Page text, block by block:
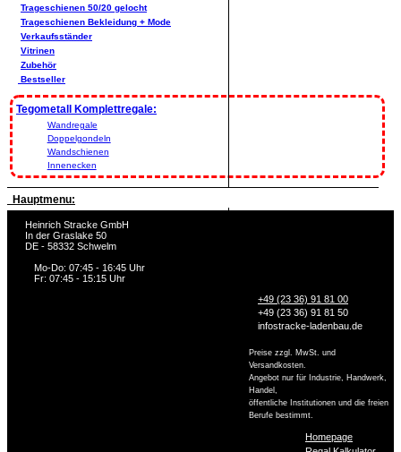
Trageschienen 50/20 gelocht
Trageschienen Bekleidung + Mode
Verkaufsständer
Vitrinen
Zubehör
Bestseller
Tegometall Komplettregale:
Wandregale
Doppelgondeln
Wandschienen
Innenecken
Hauptmenu:
Heinrich Stracke GmbH
In der Graslake 50
DE - 58332 Schwelm
Mo-Do: 07:45 - 16:45 Uhr
Fr: 07:45 - 15:15 Uhr
+49 (23 36) 91 81 00
+49 (23 36) 91 81 50
infostracke-ladenbau.de
Preise zzgl. MwSt. und
Versandkosten.
Angebot nur für Industrie, Handwerk,
Handel,
öffentliche Institutionen und die freien
Berufe bestimmt.
Homepage